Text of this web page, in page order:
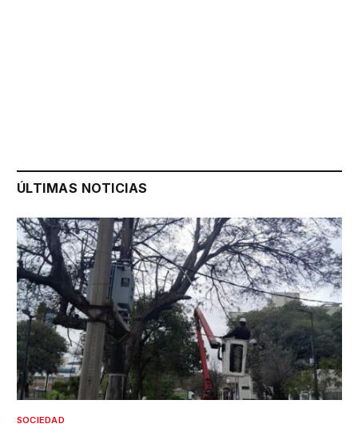
ÚLTIMAS NOTICIAS
SOCIEDAD